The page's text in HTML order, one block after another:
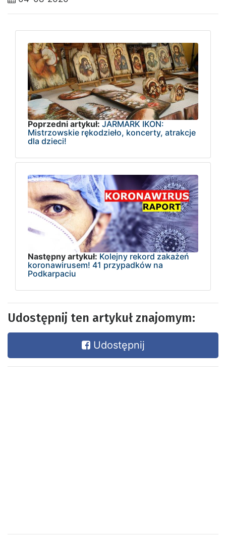
Poprzedni artykuł: JARMARK IKON:
Mistrzowskie rękodzieło, koncerty, atrakcje
dla dzieci!
Następny artykuł: Kolejny rekord zakażeń
koronawirusem! 41 przypadków na
Podkarpaciu
Udostępnij ten artykuł znajomym:
Udostępnij